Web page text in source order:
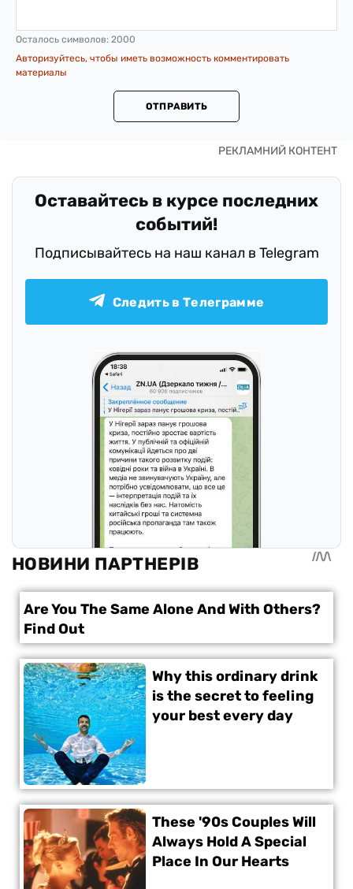
Осталось символов: 2000
Авторизуйтесь, чтобы иметь возможность комментировать
материалы
ОТПРАВИТЬ
Оставайтесь в курсе последних
событий!
Подписывайтесь на наш канал в Telegram
Следить в Телеграмме